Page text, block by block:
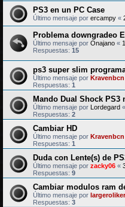
PS3 en un PC Case
Último mensaje por ercampy «
Problema downgradeo
Último mensaje por Onajano «
Respuestas: 15
ps3 super slim
Último mensaje por Kravenbcn
Respuestas: 1
Mando Dual Shock
Último mensaje por Lordegard «
Respuestas: 2
Cambiar HD
Último mensaje por Kravenbcn
Respuestas: 1
Duda con Lente(s) de
Último mensaje por zacky06 «
Respuestas: 9
Cambiar modulos ram
Último mensaje por largeroliker
Respuestas: 3